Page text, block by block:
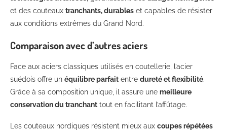
et des couteaux tranchants, durables et capables de résister
aux conditions extrêmes du Grand Nord.
Comparaison avec d’autres aciers
Face aux aciers classiques utilisés en coutellerie, l’acier
suédois offre un équilibre parfait entre dureté et flexibilité.
Grâce à sa composition unique, il assure une meilleure
conservation du tranchant tout en facilitant l’affûtage.
Les couteaux nordiques résistent mieux aux coupes répétées